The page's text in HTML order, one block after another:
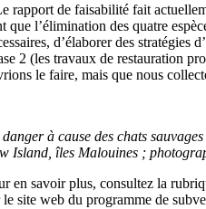
rapport de faisabilité fait
que l’élimination des quatre
d’élaborer des stratégies
2 (les travaux de restauration
le faire, mais que nous
à cause des chats
Island, îles Malouines ;
en savoir plus, consultez la
le site web du programme de